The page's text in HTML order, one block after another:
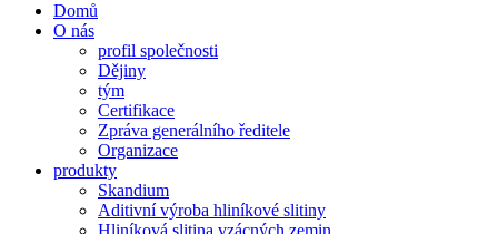
Domů
O nás
profil společnosti
Dějiny
tým
Certifikace
Zpráva generálního ředitele
Organizace
produkty
Skandium
Aditivní výroba hliníkové slitiny
Hliníková slitina vzácných zemin